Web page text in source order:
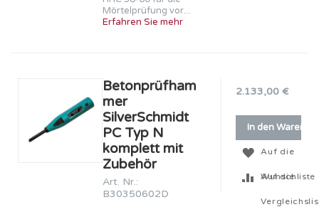
Mörtelprüfung vor...
Erfahren Sie mehr
Betonprüfham
mer
SilverSchmidt
PC Typ N
komplett mit
Zubehör
Art. Nr.:
B30350602D
2.133,00 €
In den
Auf die
Wunschliste
Auf die